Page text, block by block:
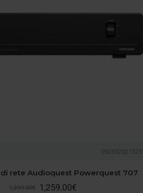
092592021525
rete Audioquest Powerquest 707
1,259.00€
1,399.00€